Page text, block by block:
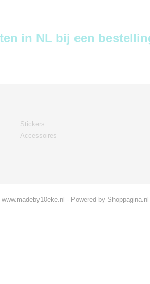
in NL bij een
Stickers
Accessoires
- Powered by Shoppagina.nl